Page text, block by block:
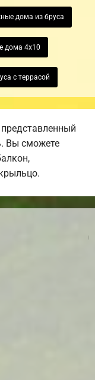
дома из бруса
дома 4х10
с террасой
Вы сможете